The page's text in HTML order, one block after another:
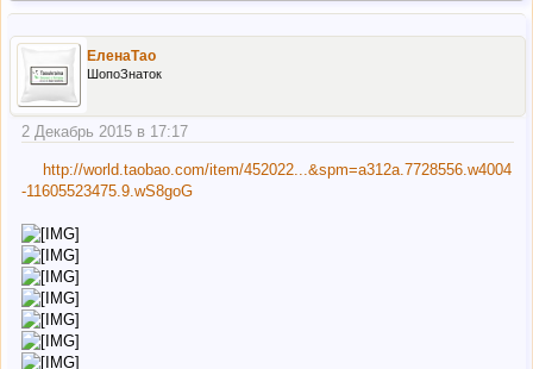
ЕленаТао
ШопоЗнаток
2 Декабрь 2015 в 17:17
http://world.taobao.com/item/452022...&spm=a312a.7728556.w4004
-11605523475.9.wS8goG